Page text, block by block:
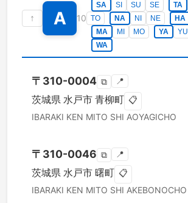
↑ A 10
SA
SI SU SE TA
TO
NA NI NE HA
MA
MI MO YA YU
WA
〒 310-0004 ⧉ 📍
茨城県 水戸市 青柳町 📋
IBARAKI KEN MITO SHI AOYAGICHO
〒 310-0046 ⧉ 📍
茨城県 水戸市 曙町 📋
IBARAKI KEN MITO SHI AKEBONOCHO